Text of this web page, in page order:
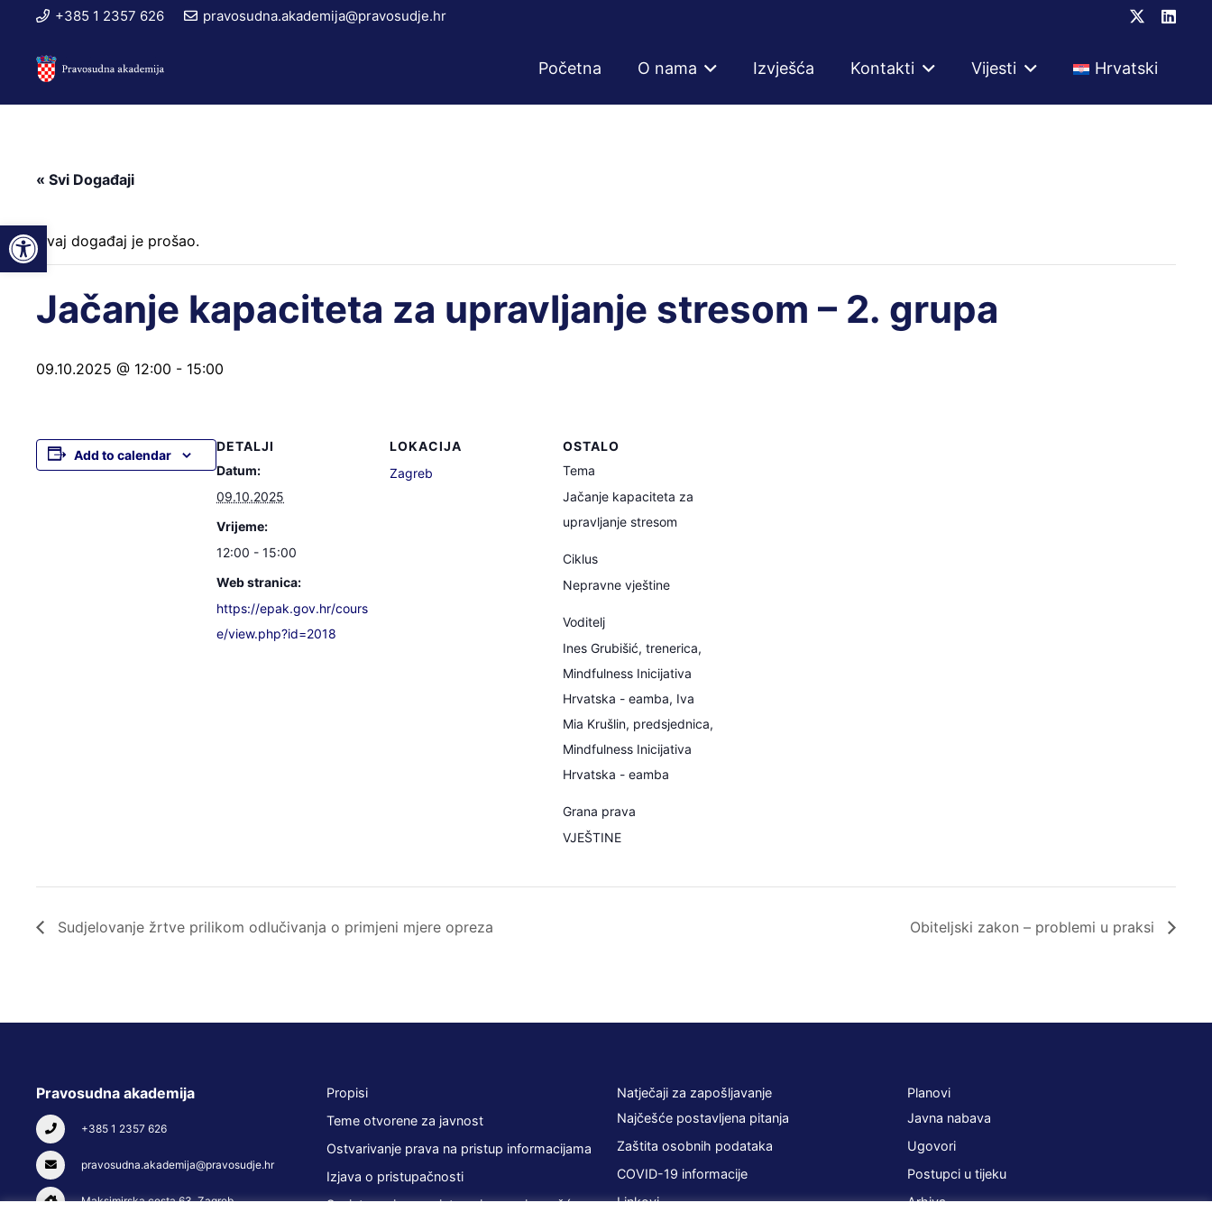
+385 1 2357 626 pravosudna.akademija@pravosudje.hr
Početna O nama Izvješća Kontakti Vijesti Hrvatski
« Svi Događaji
Ovaj događaj je prošao.
Jačanje kapaciteta za upravljanje stresom – 2. grupa
09.10.2025 @ 12:00 - 15:00
Add to calendar
DETALJI
Datum:
09.10.2025
Vrijeme:
12:00 - 15:00
Web stranica:
https://epak.gov.hr/cours
e/view.php?id=2018
LOKACIJA
Zagreb
OSTALO
Tema
Jačanje kapaciteta za
upravljanje stresom
Ciklus
Nepravne vještine
Voditelj
Ines Grubišić, trenerica,
Mindfulness Inicijativa
Hrvatska - eamba, Iva
Mia Krušlin, predsjednica,
Mindfulness Inicijativa
Hrvatska - eamba
Grana prava
VJEŠTINE
Sudjelovanje žrtve prilikom odlučivanja o primjeni mjere opreza Obiteljski zakon – problemi u praksi
Pravosudna akademija
+385 1 2357 626
pravosudna.akademija@pravosudje.hr
Maksimirska cesta 63, Zagreb
Propisi
Teme otvorene za javnost
Ostvarivanje prava na pristup informacijama
Izjava o pristupačnosti
Savjetovanja sa zainteresiranom javnošću
Natječaji za zapošljavanje
Najčešće postavljena pitanja
Zaštita osobnih podataka
COVID-19 informacije
Linkovi
Planovi
Javna nabava
Ugovori
Postupci u tijeku
Arhiva
Open toolbar